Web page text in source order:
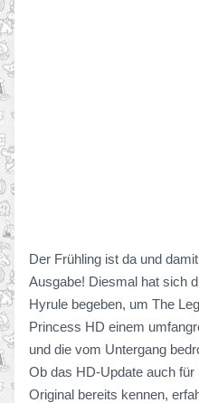
Der Frühling ist da und
Ausgabe! Diesmal hat sich
Hyrule begeben, um The
Princess HD einem
und die vom Untergang
Ob das HD-Update auch
Original bereits kennen,